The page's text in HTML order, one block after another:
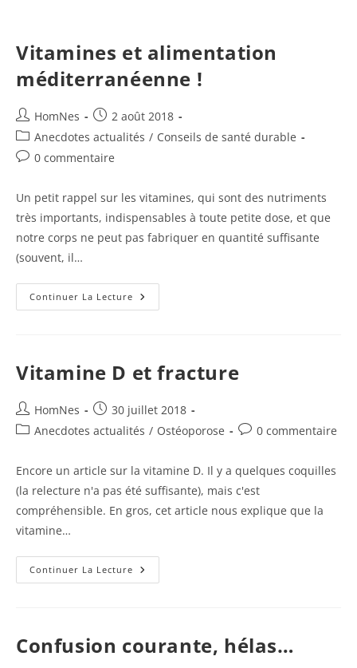
Vitamines et alimentation
méditerranéenne !
Auteur/autrice
de
la
publication :
HomNes
Publication
publiée :
2 août 2018
Post
category:
Anecdotes actualités / Conseils de santé durable
Commentaires
la
publication :
0 commentaire
Un petit rappel sur les vitamines, qui sont des nutriments
très importants, indispensables à toute petite dose, et que
notre corps ne peut pas fabriquer en quantité suffisante
(souvent, il…
Continuer La Lecture Vitamines
Et
Vitamine D et fracture
Auteur/autrice
de
HomNes
Publication
publiée :
30 juillet 2018
PostAnecdotes actualités / Ostéoporose
Commentaires
publication :
0 commentaire
Encore un article sur la vitamine D. Il y a quelques coquilles
(la relecture n'a pas été suffisante), mais c'est
compréhensible. En gros, cet article nous explique que la
vitamine…
Continuer La Lecture Vitamine
D
Confusion courante, hélas…